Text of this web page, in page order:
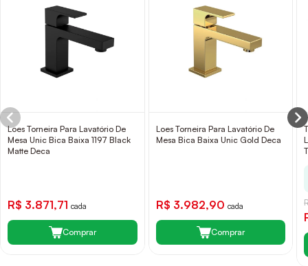
Loes Torneira Para Lavatório De
Mesa Unic Bica Baixa 1197 Black
Matte Deca
R$ 3.871,71 cada
Comprar
Loes Torneira Para Lavatório De
Mesa Bica Baixa Unic Gold Deca
R$ 3.982,90 cada
Comprar